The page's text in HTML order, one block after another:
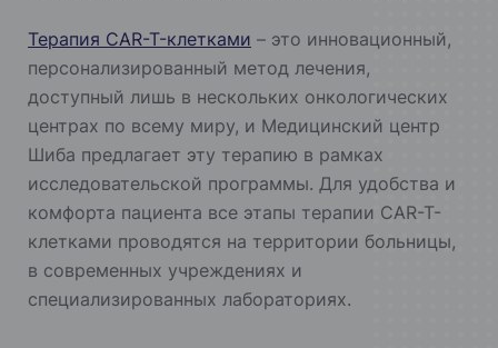
Терапия CAR-T-клетками – это инновационный,
персонализированный метод лечения,
доступный лишь в нескольких онкологических
центрах по всему миру, и Медицинский центр
Шиба предлагает эту терапию в рамках
исследовательской программы. Для удобства и
комфорта пациента все этапы терапии CAR-T-
клетками проводятся на территории больницы,
в современных учреждениях и
специализированных лабораториях.